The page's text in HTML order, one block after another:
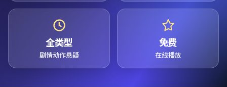
全类型
剧情动作悬疑
免费
在线播放